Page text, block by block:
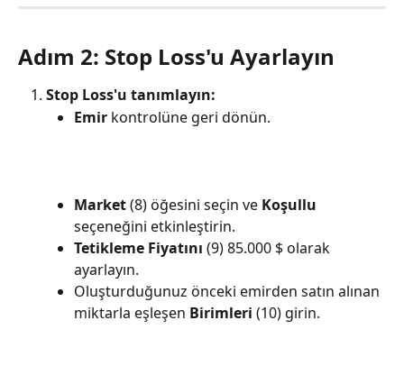
Adım 2: Stop Loss'u Ayarlayın
Stop Loss'u tanımlayın:
Emir kontrolüne geri dönün.
Market (8) öğesini seçin ve Koşullu
seçeneğini etkinleştirin.
Tetikleme Fiyatını (9) 85.000 $ olarak
ayarlayın.
Oluşturduğunuz önceki emirden satın alınan
miktarla eşleşen Birimleri (10) girin.